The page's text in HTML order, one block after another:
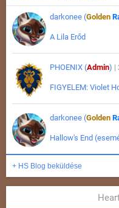
darkonee (Golden
A Lila Erőd
PHOENIX (Admin) |
FIGYELEM: Violet
darkonee (Golden
Hallow's End
+ HS Blog beküldése